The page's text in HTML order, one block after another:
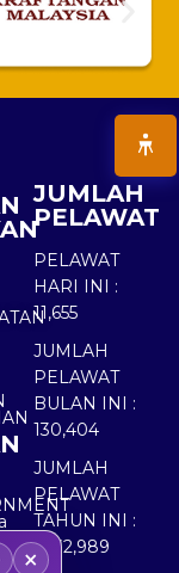
JUMLAH
PELAWAT
PELAWAT
HARI INI :
11,655
JUMLAH
PELAWAT
BULAN INI :
130,404
JUMLAH
PELAWAT
TAHUN INI :
5,532,989
×